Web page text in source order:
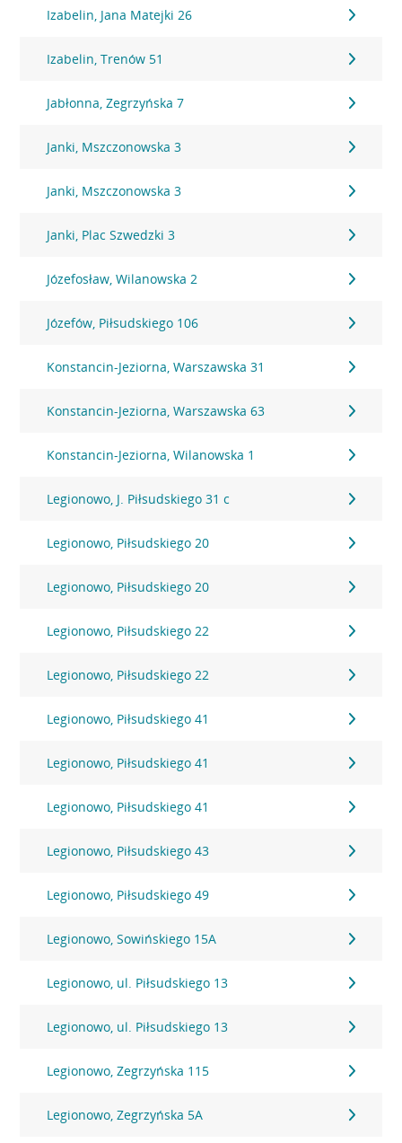
Izabelin, Jana Matejki 26
Izabelin, Trenów 51
Jabłonna, Zegrzyńska 7
Janki, Mszczonowska 3
Janki, Mszczonowska 3
Janki, Plac Szwedzki 3
Józefosław, Wilanowska 2
Józefów, Piłsudskiego 106
Konstancin-Jeziorna, Warszawska 31
Konstancin-Jeziorna, Warszawska 63
Konstancin-Jeziorna, Wilanowska 1
Legionowo, J. Piłsudskiego 31 c
Legionowo, Piłsudskiego 20
Legionowo, Piłsudskiego 20
Legionowo, Piłsudskiego 22
Legionowo, Piłsudskiego 22
Legionowo, Piłsudskiego 41
Legionowo, Piłsudskiego 41
Legionowo, Piłsudskiego 41
Legionowo, Piłsudskiego 43
Legionowo, Piłsudskiego 49
Legionowo, Sowińskiego 15A
Legionowo, ul. Piłsudskiego 13
Legionowo, ul. Piłsudskiego 13
Legionowo, Zegrzyńska 115
Legionowo, Zegrzyńska 5A